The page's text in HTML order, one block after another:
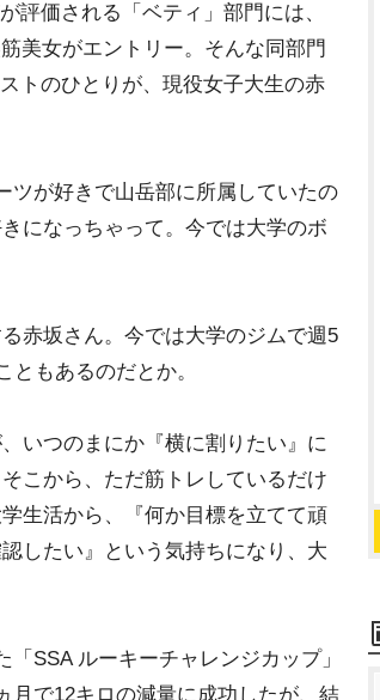
評価される「ベティ」部門には、
美女がエントリー。そんな同部門
トのひとりが、現役女子大生の赤
ツが好きで山岳部に所属していたの
になっちゃって。今では大学のボ
赤坂さん。今では大学のジムで週5
もあるのだとか。
いつのまにか『横に割りたい』に
こから、ただ筋トレしているだけ
生活から、『何か目標を立てて頑
したい』という気持ちになり、大
SSA ルーキーチャレンジカップ」
月で12キロの減量に成功したが、結